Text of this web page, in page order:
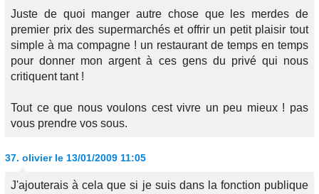
Juste de quoi manger autre chose que les merdes de
premier prix des supermarchés et offrir un petit plaisir tout
simple à ma compagne ! un restaurant de temps en temps
pour donner mon argent à ces gens du privé qui nous
critiquent tant !
Tout ce que nous voulons cest vivre un peu mieux ! pas
vous prendre vos sous.
37. olivier le 13/01/2009 11:05
J'ajouterais à cela que si je suis dans la fonction publique